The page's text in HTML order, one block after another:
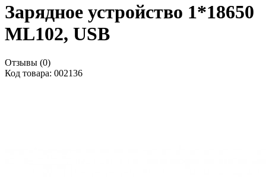
Зарядное устройство 1*18650
ML102, USB
Отзывы (0)
Код товара: 002136